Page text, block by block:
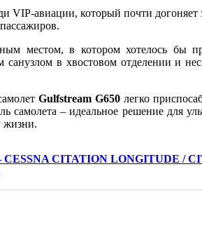
VIP-авиации, который почти
местом, в котором хотелось бы
в хвостовом отделении и
Gulfstream G650 легко
самолета – идеальное решение для
жизни.
CITATION LONGITUDE /